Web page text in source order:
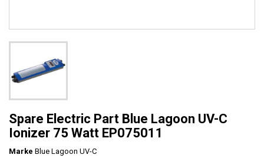
Spare Electric Part Blue Lagoon UV-C
Ionizer 75 Watt EP075011
Marke Blue Lagoon UV-C